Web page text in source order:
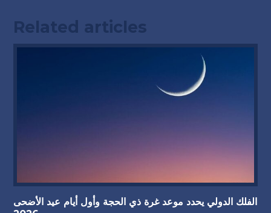
Related articles
الفلك الدولي يحدد موعد غرة ذي الحجة وأول أيام عيد الأضحى